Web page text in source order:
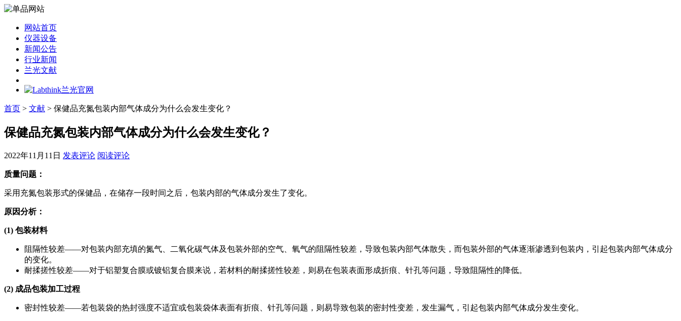
网站首页
仪器设备
新闻公告
行业新闻
兰光文献
首页 > 文献 > 保健品充氮包装内部气体成分为什么会发生变化？
保健品充氮包装内部气体成分为什么会发生变化？
2022年11月11日 发表评论 阅读评论
质量问题：
采用充氮包装形式的保健品，在储存一段时间之后，包装内部的气体成分发生了变化。
原因分析：
(1) 包装材料
阻隔性较差——对包装内部充填的氮气、二氧化碳气体及包装外部的空气、氧气的阻隔性较差，导致包装内部气体散失，而包装外部的气体逐渐渗透到包装内，引起包装内部气体成分
的变化。
耐揉搓性较差——对于铝塑复合膜或镀铝复合膜来说，若材料的耐揉搓性较差，则易在包装表面形成折痕、针孔等问题，导致阻隔性的降低。
(2) 成品包装加工过程
密封性较差——若包装袋的热封强度不适宜或包装袋体表面有折痕、针孔等问题，则易导致包装的密封性变差，发生漏气，引起包装内部气体成分发生变化。